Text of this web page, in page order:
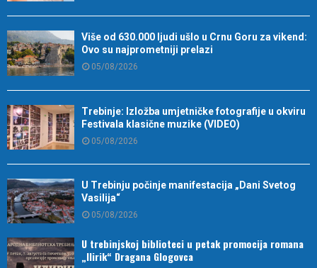
Više od 630.000 ljudi ušlo u Crnu Goru za vikend:
Ovo su najprometniji prelazi
05/08/2026
Trebinje: Izložba umjetničke fotografije u okviru
Festivala klasične muzike (VIDEO)
05/08/2026
U Trebinju počinje manifestacija „Dani Svetog
Vasilija“
05/08/2026
U trebinjskoj biblioteci u petak promocija romana
„Ilirik“ Dragana Glogovca